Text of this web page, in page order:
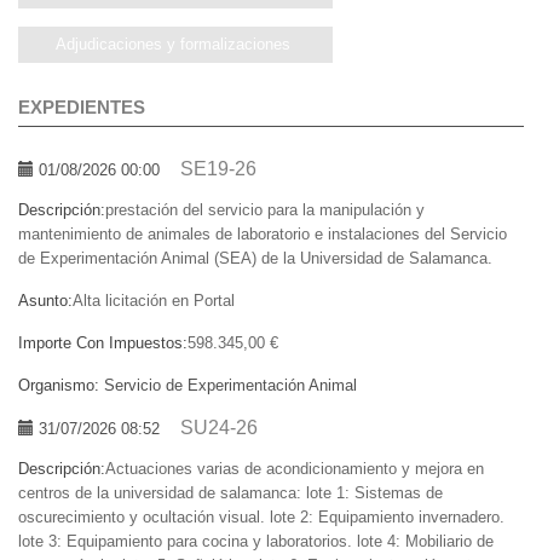
Adjudicaciones y formalizaciones
EXPEDIENTES
01/08/2026 00:00 SE19-26
Descripción:prestación del servicio para la manipulación y
mantenimiento de animales de laboratorio e instalaciones del Servicio
de Experimentación Animal (SEA) de la Universidad de Salamanca.
Asunto:Alta licitación en Portal
Importe Con Impuestos:598.345,00 €
Organismo: Servicio de Experimentación Animal
31/07/2026 08:52 SU24-26
Descripción:Actuaciones varias de acondicionamiento y mejora en
centros de la universidad de salamanca: lote 1: Sistemas de
oscurecimiento y ocultación visual. lote 2: Equipamiento invernadero.
lote 3: Equipamiento para cocina y laboratorios. lote 4: Mobiliario de